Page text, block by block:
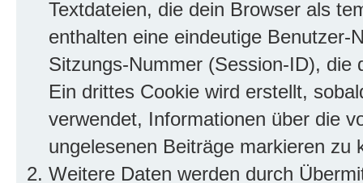
Textdateien, die dein Browser als
enthalten eine eindeutige
Sitzungs-Nummer (Session-ID), die
Ein drittes Cookie wird erstellt,
verwendet, Informationen über die
ungelesenen Beiträge markieren zu
Weitere Daten werden durch